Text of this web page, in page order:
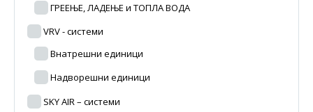
ГРЕЕЊЕ, ЛАДЕЊЕ и ТОПЛА ВОДА
VRV - системи
Внатрешни единици
Надворешни единици
SKY AIR – системи